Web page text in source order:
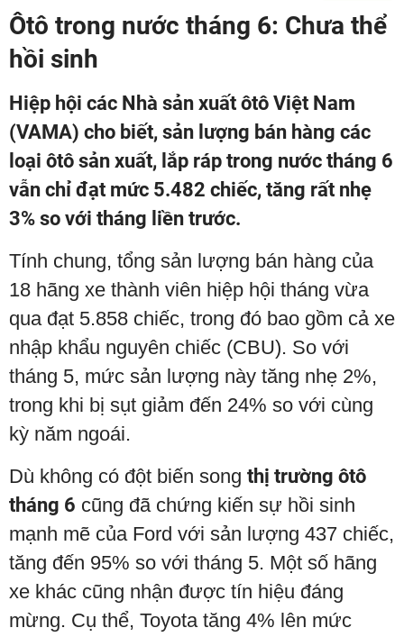
Ôtô trong nước tháng 6: Chưa thể
hồi sinh
Hiệp hội các Nhà sản xuất ôtô Việt Nam
(VAMA) cho biết, sản lượng bán hàng các
loại ôtô sản xuất, lắp ráp trong nước tháng 6
vẫn chỉ đạt mức 5.482 chiếc, tăng rất nhẹ
3% so với tháng liền trước.
Tính chung, tổng sản lượng bán hàng của
18 hãng xe thành viên hiệp hội tháng vừa
qua đạt 5.858 chiếc, trong đó bao gồm cả xe
nhập khẩu nguyên chiếc (CBU). So với
tháng 5, mức sản lượng này tăng nhẹ 2%,
trong khi bị sụt giảm đến 24% so với cùng
kỳ năm ngoái.
Dù không có đột biến song thị trường ôtô
tháng 6 cũng đã chứng kiến sự hồi sinh
mạnh mẽ của Ford với sản lượng 437 chiếc,
tăng đến 95% so với tháng 5. Một số hãng
xe khác cũng nhận được tín hiệu đáng
mừng. Cụ thể, Toyota tăng 4% lên mức